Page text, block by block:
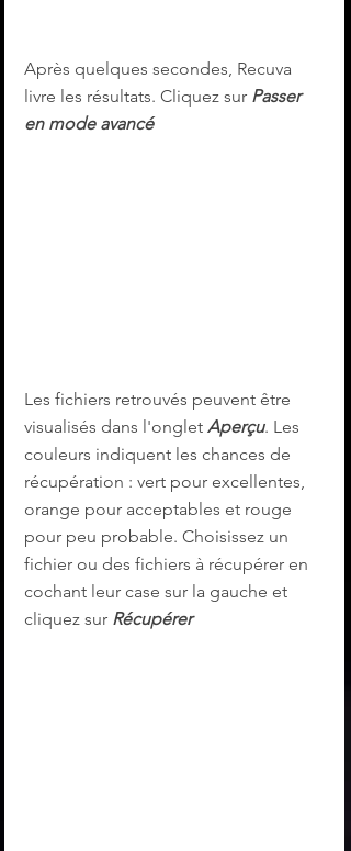
Après quelques secondes, Recuva
livre les résultats. Cliquez sur Passer
en mode avancé
Les fichiers retrouvés peuvent être
visualisés dans l'onglet Aperçu. Les
couleurs indiquent les chances de
récupération : vert pour excellentes,
orange pour acceptables et rouge
pour peu probable. Choisissez un
fichier ou des fichiers à récupérer en
cochant leur case sur la gauche et
cliquez sur Récupérer